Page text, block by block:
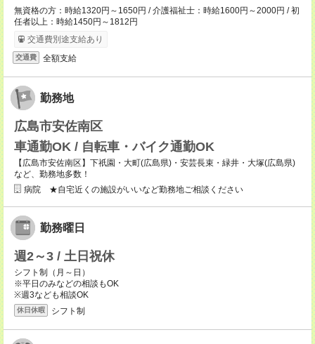
無資格の方：時給1320円～1650円 / 介護福祉士：時給1600円～2000円 / 初
任者以上：時給1450円～1812円
交通費別途支給あり
交通費 全額支給
勤務地
広島市安佐南区
車通勤OK / 自転車・バイク通勤OK
【広島市安佐南区】下祇園・大町(広島県)・安芸長束・緑井・大塚(広島県)
など、勤務地多数！
病院 ★自宅近くの施設がいいなど勤務地ご相談ください
勤務曜日
週2～3 / 土日祝休
シフト制（月～日）
※平日のみなどの相談もOK
※週3なども相談OK
休日休暇 シフト制